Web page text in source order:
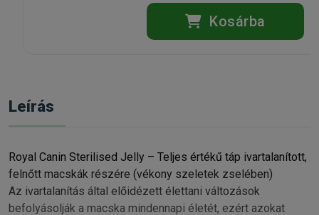
Kosárba
Leírás
Royal Canin Sterilised Jelly – Teljes értékű táp ivartalanított,
felnőtt macskák részére (vékony szeletek zselében)
Az ivartalanítás által előidézett élettani változások
befolyásolják a macska mindennapi életét, ezért azokat